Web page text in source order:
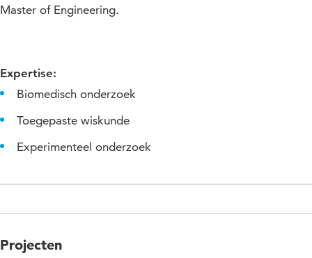
Master of Engineering.
Expertise:
Biomedisch onderzoek
Toegepaste wiskunde
Experimenteel onderzoek
Projecten